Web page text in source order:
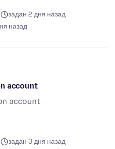
задан 2 дня назад
назад
account
account
задан 3 дня назад